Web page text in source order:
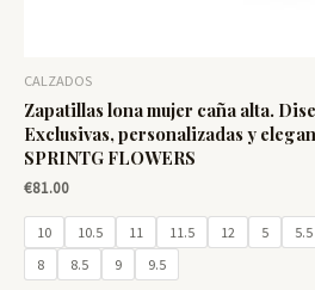
CALZADOS
Zapatillas lona mujer caña alta.
Exclusivas, personalizadas y
SPRINTG FLOWERS
€81.00
10 10.5 11 11.5 12 5 5.5
8
8.5 9 9.5